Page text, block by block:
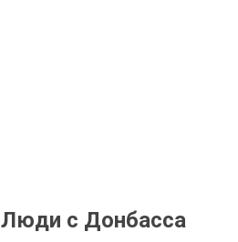
Люди с Донбасса